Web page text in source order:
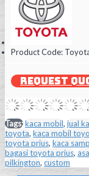
Product Code:
REQUEST
Tags:kaca mobil, jual
toyota, kaca mobil
toyota prius, kaca
bagasi toyota prius,
pilkington, custom